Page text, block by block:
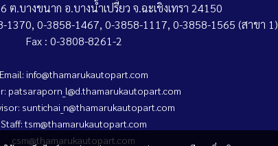
.บางขนาก อ.บางน้ำเปรี้ยว จ.ฉะเชิงเทรา 24150
1370, 0-3858-1467, 0-3858-1117, 0-3858-1565 (สาขา 1)
Fax : 0-3808-8261-2
Email: info@thamarukautopart.com
patsaraporn_l@d.thamarukautopart.com
suntichai_n@thamarukautopart.com
Staff: tsm@thamarukautopart.com
csm@thamarukautopart.com